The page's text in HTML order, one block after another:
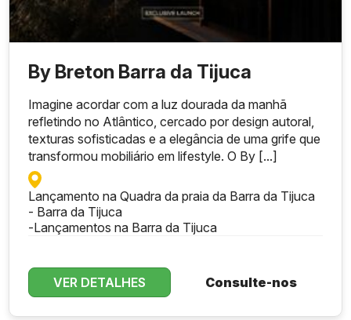
By Breton Barra da Tijuca
Imagine acordar com a luz dourada da manhã
refletindo no Atlântico, cercado por design autoral,
texturas sofisticadas e a elegância de uma grife que
transformou mobiliário em lifestyle. O By [...]
Lançamento na Quadra da praia da Barra da Tijuca
- Barra da Tijuca
-Lançamentos na Barra da Tijuca
VER DETALHES Consulte-nos